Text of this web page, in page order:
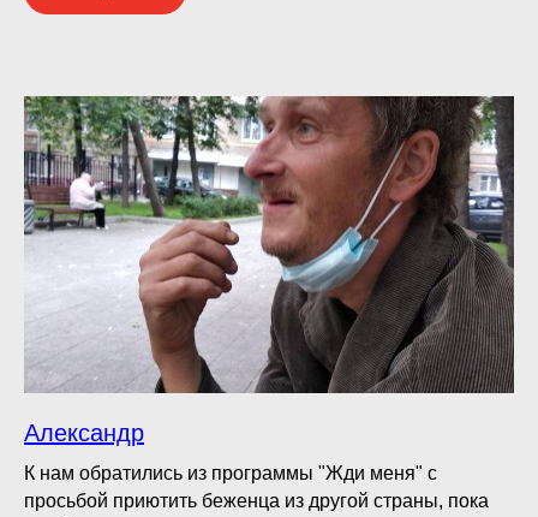
Александр
К нам обратились из программы "Жди меня" с
просьбой приютить беженца из другой страны, пока